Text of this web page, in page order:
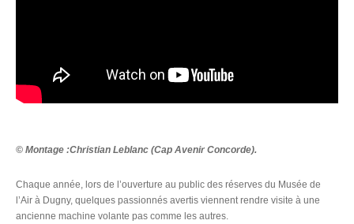
© Montage :Christian Leblanc (Cap Avenir Concorde).
Chaque année, lors de l’ouverture au public des réserves du Musée de
l’Air à Dugny, quelques passionnés avertis viennent rendre visite à une
ancienne machine volante pas comme les autres.